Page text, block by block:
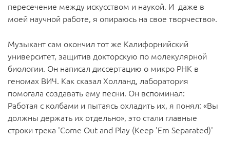
пересечение между искусством и наукой. И даже в
моей научной работе, я опираюсь на свое творчество».
Музыкант сам окончил тот же Калифорнийский
университет, защитив докторскую по молекулярной
биологии. Он написал диссертацию о микро РНК в
геномах ВИЧ. Как сказал Холланд, лаборатория
помогала создавать ему песни. Он вспоминал:
Работая с колбами и пытаясь охладить их, я понял: «Вы
должны держать их отдельно», это стали главные
строки трека 'Come Out and Play (Keep 'Em Separated)'